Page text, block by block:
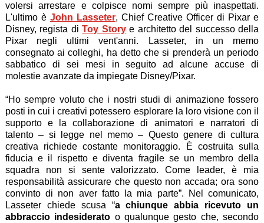
volersi arrestare e colpisce nomi sempre più inaspettati.
L'ultimo è John Lasseter, Chief Creative Officer di Pixar e
Disney, regista diToy Storye architetto del successo della
Pixar negli ultimi vent'anni. Lasseter, in un memo
consegnato ai colleghi, ha detto che si prenderà un periodo
sabbatico di sei mesi in seguito ad alcune accuse di
molestie avanzate da impiegate Disney/Pixar.
“Ho sempre voluto che i nostri studi di animazione fossero
posti in cui i creativi potessero esplorare la loro visione con il
supporto e la collaborazione di animatori e narratori di
talento – si legge nel memo – Questo genere di cultura
creativa richiede costante monitoraggio. È costruita sulla
fiducia e il rispetto e diventa fragile se un membro della
squadra non si sente valorizzato. Come leader, è mia
responsabilità assicurare che questo non accada; ora sono
convinto di non aver fatto la mia parte”. Nel comunicato,
Lasseter chiede scusa “a chiunque abbia ricevuto un
abbraccio indesiderato o qualunque gesto che, secondo